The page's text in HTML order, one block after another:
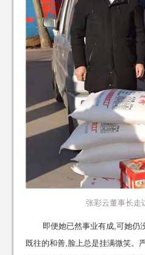
张彩云董事长走
即便她已然事业有成,可她仍
既往的和善,脸上总是挂满微笑。